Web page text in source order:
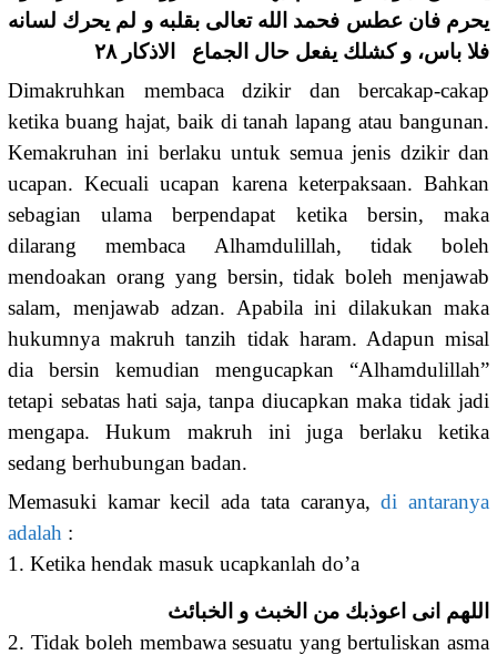
يحرم فان عطس فحمد الله تعالى بقلبه و لم يحرك لسانه
فلا باس، و كشلك يفعل حال الجماع الاذكار ٢٨
Dimakruhkan membaca dzikir dan bercakap-cakap
ketika buang hajat, baik di tanah lapang atau bangunan.
Kemakruhan ini berlaku untuk semua jenis dzikir dan
ucapan. Kecuali ucapan karena keterpaksaan. Bahkan
sebagian ulama berpendapat ketika bersin, maka
dilarang membaca Alhamdulillah, tidak boleh
mendoakan orang yang bersin, tidak boleh menjawab
salam, menjawab adzan. Apabila ini dilakukan maka
hukumnya makruh tanzih tidak haram. Adapun misal
dia bersin kemudian mengucapkan “Alhamdulillah”
tetapi sebatas hati saja, tanpa diucapkan maka tidak jadi
mengapa. Hukum makruh ini juga berlaku ketika
sedang berhubungan badan.
Memasuki kamar kecil ada tata caranya, di antaranya
adalah :
1. Ketika hendak masuk ucapkanlah do’a
اللهم انى اعوذبك من الخبث و الخبائث
2. Tidak boleh membawa sesuatu yang bertuliskan asma